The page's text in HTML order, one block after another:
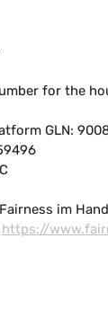
for the
GLN:
im
https://